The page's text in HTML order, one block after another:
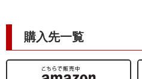
購入先一覧